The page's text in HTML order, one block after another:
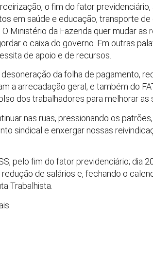
o fim do fator previdenciário,
em saúde e educação, transporte de
Ministério da Fazenda quer mudar as
o caixa do governo. Em outras
de apoio e de recursos.
da folha de pagamento,
a arrecadação geral, e também do
dos trabalhadores para melhorar as
nas ruas, pressionando os
sindical e enxergar nossas
pelo fim do fator previdenciário; dia
de salários e, fechando o
Trabalhista.